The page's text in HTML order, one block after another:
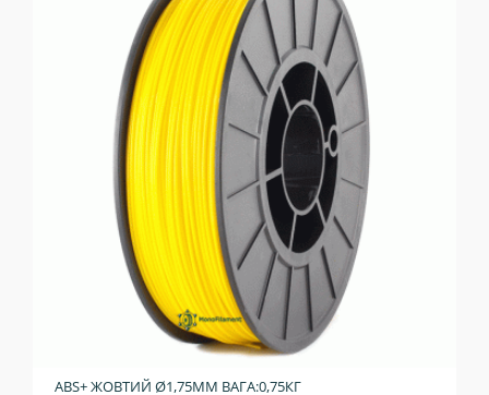
ABS+ ЖОВТИЙ Ø1,75ММ ВАГА:0,75КГ